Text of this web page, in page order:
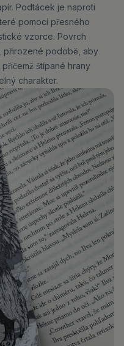
Podtácek je naproti
pomocí přesného
vzorce. Povrch
přirozené podobě, aby
štípané hrany
charakter.